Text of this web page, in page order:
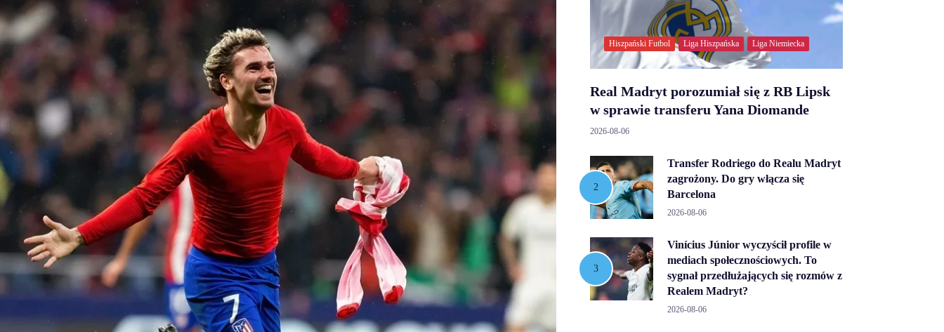
Hiszpański Futbol Liga Hiszpańska Liga Niemiecka
Real Madryt porozumiał się z RB Lipsk
w sprawie transferu Yana Diomande
2026-08-06
Transfer Rodriego do Realu Madryt
zagrożony. Do gry włącza się
Barcelona
2026-08-06
Vinícius Júnior wyczyścił profile w
mediach społecznościowych. To
sygnał przedłużających się rozmów z
Realem Madryt?
2026-08-06